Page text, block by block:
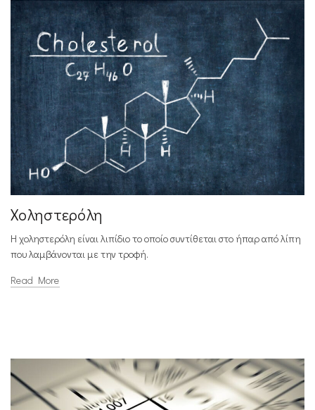
Χοληστερόλη
Η χοληστερόλη είναι λιπίδιο το οποίο συντίθεται στο ήπαρ από λίπη
που λαμβάνονται με την τροφή.
Read More